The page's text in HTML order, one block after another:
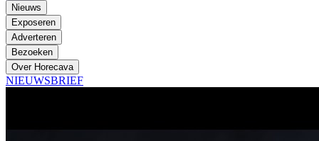
Nieuws
Exposeren
Adverteren
Bezoeken
Over Horecava
NIEUWSBRIEF